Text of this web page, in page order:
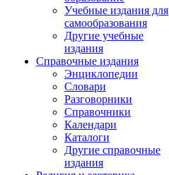
Учебные издания для
самообразования
Другие учебные
издания
Справочные издания
Энциклопедии
Словари
Разговорники
Справочники
Календари
Каталоги
Другие справочные
издания